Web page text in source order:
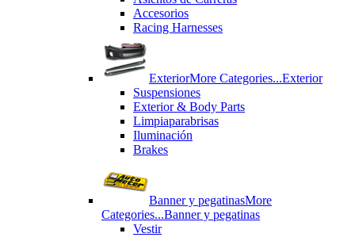
Accesorios
Racing Harnesses
ExteriorMore Categories...Exterior
Suspensiones
Exterior & Body Parts
Limpiaparabrisas
Iluminación
Brakes
Banner y pegatinasMore
Categories...Banner y pegatinas
Vestir